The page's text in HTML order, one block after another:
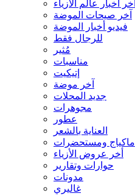
آخر أخبار عالم الأزياء
آخر صيحات الموضة
فيديو أخبار الموضة
للرجال فقط
مُثير
مناسبات
إتيكيت
آخر موضة
جديد المحلات
مجوهرات
عطور
العناية بالشعر
ماكياج ومستحضرات
أخر عروض الأزياء
حوارات وتقارير
مدونات
غاليري